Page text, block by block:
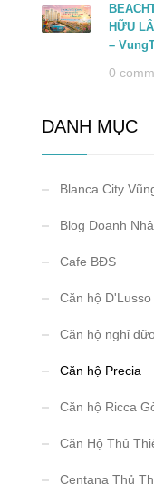
HỮU
–
0
DANH MỤC
Blanca City
Blog Doanh
Cafe BĐS
Căn hộ
Căn hộ nghỉ
Căn hộ Precia
Căn hộ Ricca
Căn Hộ Thủ
Centana Thủ